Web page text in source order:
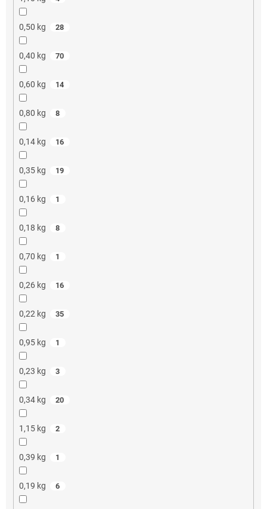
0,50 kg 28
0,40 kg 70
0,60 kg 14
0,80 kg 8
0,14 kg 16
0,35 kg 19
0,16 kg 1
0,18 kg 8
0,70 kg 1
0,26 kg 16
0,22 kg 35
0,95 kg 1
0,23 kg 3
0,34 kg 20
1,15 kg 2
0,39 kg 1
0,19 kg 6